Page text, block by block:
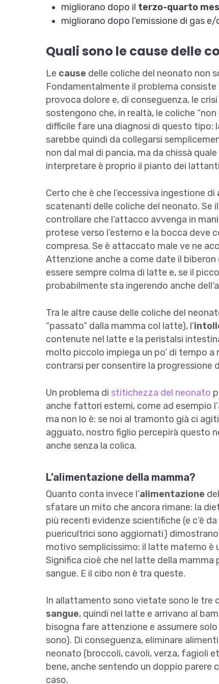
migliorano dopo il terzo-quarto
migliorano dopo l’emissione di gas
Quali sono le cause delle
Le cause delle coliche del neonato non
Fondamentalmente il problema consiste
provoca dolore e, di conseguenza, le
sostengono che, in realtà, le coliche
difficile fare una diagnosi di questo
sarebbe quindi da collegarsi
non dal mal di pancia, ma da chissà
interpretare è proprio il pianto dei
Certo che è che l’eccessiva ingestione di
scatenanti delle coliche del neonato. Se
controllare che l’attacco avvenga in
protese verso l’esterno e la bocca deve
compresa. Se è attaccato male ve ne
Attenzione anche a come date il
essere sempre colma di latte e, se il
probabilmente sta ingerendo anche
Tra le altre cause delle coliche del
“passato” dalla mamma col latte), l’
contenute nel latte e la peristalsi
molto piccolo impiega un po’ di tempo
contrarsi per consentire la progressione
Un problema di stitichezza del neonato
anche fattori esterni, come ad esempio l’
ma non lo è: se noi al tramonto già ci
agguato, nostro figlio percepirà questo
anche senza la colica.
L’alimentazione della mamma?
Quanto conta invece l’alimentazione
sfatare un mito che ancora rimane: la
più recenti evidenze scientifiche (e c’è
puericultrici sono aggiornati) dimostrano
motivo semplicissimo: il latte materno è
Significa cioè che nel latte della mamma
sangue. E il cibo non è tra queste.
In allattamento sono vietate sono le tre
sangue, quindi nel latte e arrivano al
bisogna fare attenzione e assumere
sono). Di conseguenza, eliminare
neonato (broccoli, cavoli, verza, fagioli
bene, anche sentendo un doppio parere
caso.